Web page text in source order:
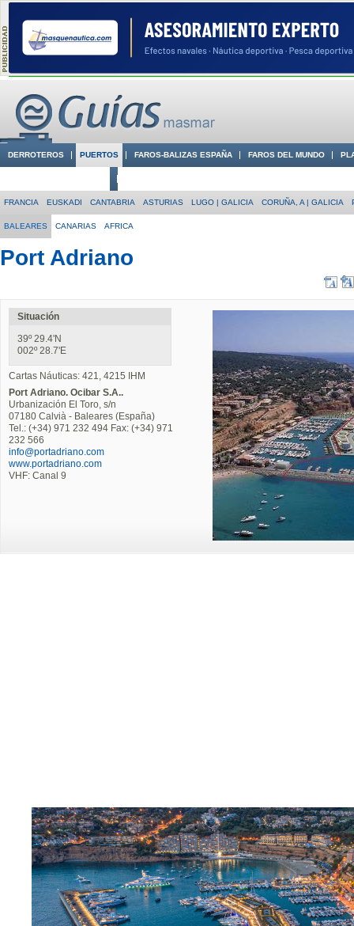
DERROTEROS PUERTOS FAROS-BALIZAS ESPAÑA FAROS DEL MUNDO
FRANCIA EUSKADI CANTABRIA ASTURIAS LUGO | GALICIA CORUÑA, A | GALICIA
BALEARES CANARIAS AFRICA
Port Adriano
Situación
39º 29.4'N
002º 28.7'E
Cartas Náuticas: 421, 4215 IHM
Port Adriano. Ocibar S.A..
Urbanización El Toro, s/n
07180 Calvià - Baleares (España)
Tel.: (+34) 971 232 494 Fax: (+34) 971
232 566
info@portadriano.com
www.portadriano.com
VHF: Canal 9